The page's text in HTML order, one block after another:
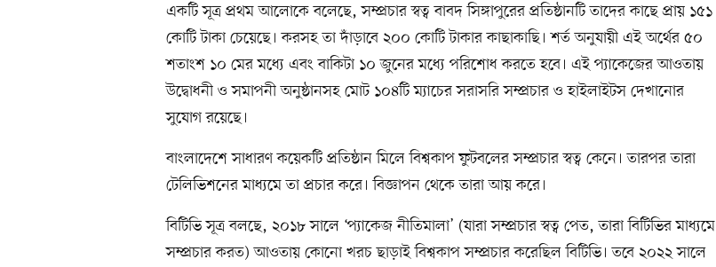
একটি সূত্র প্রথম আলোকে বলেছে, সম্প্রচার স্বত্ব বাবদ সিঙ্গাপুরের প্রতিষ্ঠানটি তাদের কাছে প্রায় ১৫১
কোটি টাকা চেয়েছে। করসহ তা দাঁড়াবে ২০০ কোটি টাকার কাছাকাছি। শর্ত অনুযায়ী এই অর্থের ৫০
শতাংশ ১০ মের মধ্যে এবং বাকিটা ১০ জুনের মধ্যে পরিশোধ করতে হবে। এই প্যাকেজের আওতায়
উদ্বোধনী ও সমাপনী অনুষ্ঠানসহ মোট ১০৪টি ম্যাচের সরাসরি সম্প্রচার ও হাইলাইটস দেখানোর
সুযোগ রয়েছে।
বাংলাদেশে সাধারণ কয়েকটি প্রতিষ্ঠান মিলে বিশ্বকাপ ফুটবলের সম্প্রচার স্বত্ব কেনে। তারপর তারা
টেলিভিশনের মাধ্যমে তা প্রচার করে। বিজ্ঞাপন থেকে তারা আয় করে।
বিটিভি সূত্র বলছে, ২০১৮ সালে ‘প্যাকেজ নীতিমালা’ (যারা সম্প্রচার স্বত্ব পেত, তারা বিটিভির মাধ্যমে
সম্প্রচার করত) আওতায় কোনো খরচ ছাড়াই বিশ্বকাপ সম্প্রচার করেছিল বিটিভি। তবে ২০২২ সালে